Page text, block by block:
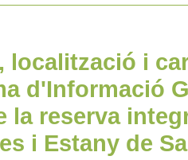
localització i
d'Informació
la reserva
i Estany de